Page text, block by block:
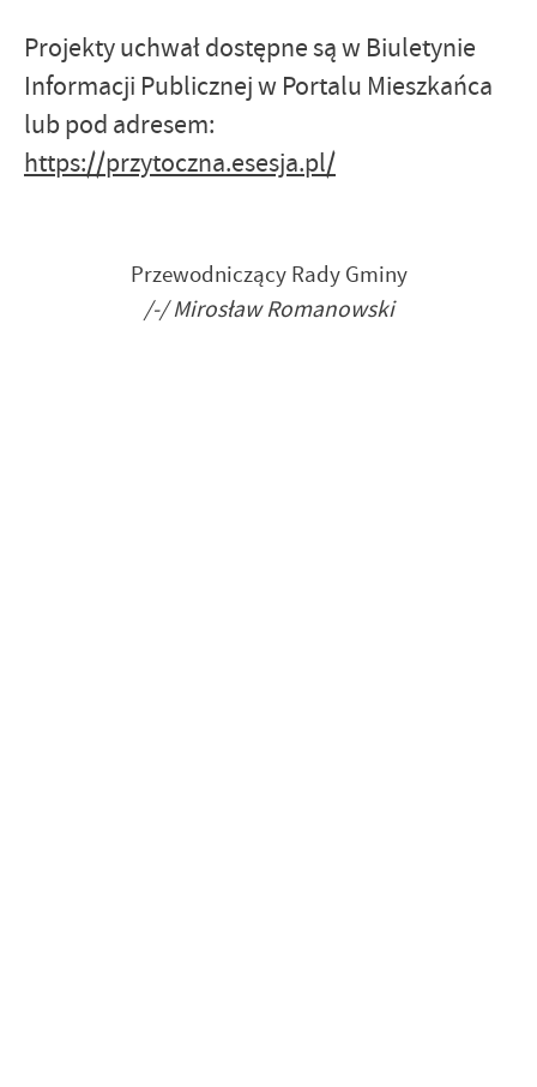
Projekty uchwał dostępne są w Biuletynie
Informacji Publicznej w Portalu Mieszkańca
lub pod adresem:
https://przytoczna.esesja.pl/
Przewodniczący Rady Gminy
/-/ Mirosław Romanowski